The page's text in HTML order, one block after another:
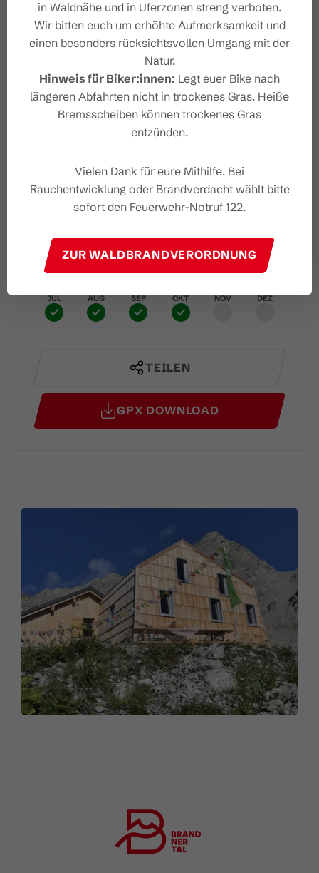
Routentyp Trailrunning
Schwer
Bushaltestelle - Lünerseebahn
Höhenprofil
Beste Jahreszeit
JUN
JUL AUG SEP OKT NOV DEZ
TEILEN
GPX DOWNLOAD
in Waldnähe und in Uferzonen streng verboten.
Wir bitten euch um erhöhte Aufmerksamkeit und
einen besonders rücksichtsvollen Umgang mit der
Natur.
Hinweis für Biker:innen: Legt euer Bike nach
längeren Abfahrten nicht in trockenes Gras. Heiße
Bremsscheiben können trockenes Gras
entzünden.
Vielen Dank für eure Mithilfe. Bei
Rauchentwicklung oder Brandverdacht wählt bitte
sofort den Feuerwehr-Notruf 122.
ZUR WALDBRANDVERORDNUNG